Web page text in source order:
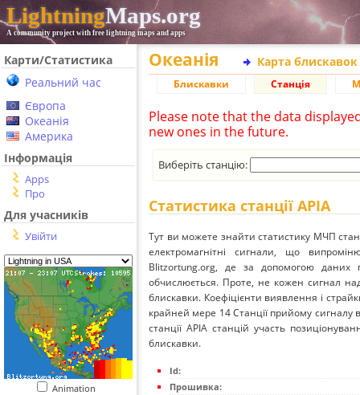
LightningMaps.org
A community project with free lightning maps and apps
Карти/Статистика
Реальний час
Європа
Океанія
Америка
Інформація
Apps
Про
Для учасників
Увійти
Animation
Океанія Карта
Блискавки Станція
Please note that the data
new ones in the future.
Виберіть станцію:
Статистика станції APIA
Тут ви можете знайти статистику МЧП
електромагнітні сигнали, що
Blitzortung.org, де за допомогою даних
обчислюється. Проте, не кожен сигнал
блискавки. Коефіцієнти виявлення і
крайней мере 14 Станції прийому сигналу
станції APIA станцій участь
блискавки.
Id:
Прошивка: